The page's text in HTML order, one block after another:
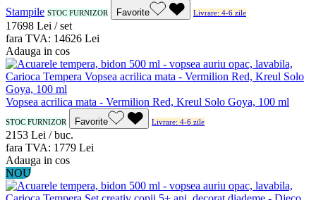
Stampile STOC FURNIZOR Favorite Livrare: 4-6 zile
17698 Lei / set
fara TVA: 14626 Lei
Adauga in cos
Vopsea acrilica mata - Vermilion Red, Kreul Solo Goya, 100 ml
STOC FURNIZOR Favorite Livrare: 4-6 zile
21 53 Lei / buc.
fara TVA: 1779 Lei
Adauga in cos
NOU